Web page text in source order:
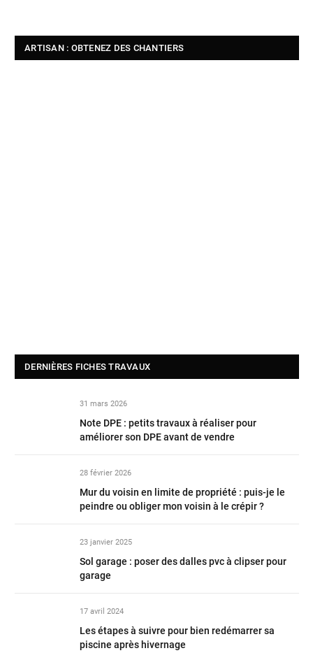
ARTISAN : OBTENEZ DES CHANTIERS
DERNIÈRES FICHES TRAVAUX
31 mars 2026
Note DPE : petits travaux à réaliser pour
améliorer son DPE avant de vendre
28 février 2026
Mur du voisin en limite de propriété : puis-je le
peindre ou obliger mon voisin à le crépir ?
23 janvier 2025
Sol garage : poser des dalles pvc à clipser pour
garage
17 avril 2024
Les étapes à suivre pour bien redémarrer sa
piscine après hivernage